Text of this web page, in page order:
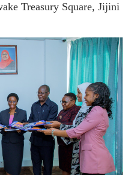
AWAMU YA KWANZA YA
sababu kuanzisha klabu
Treasury Square, Jijini